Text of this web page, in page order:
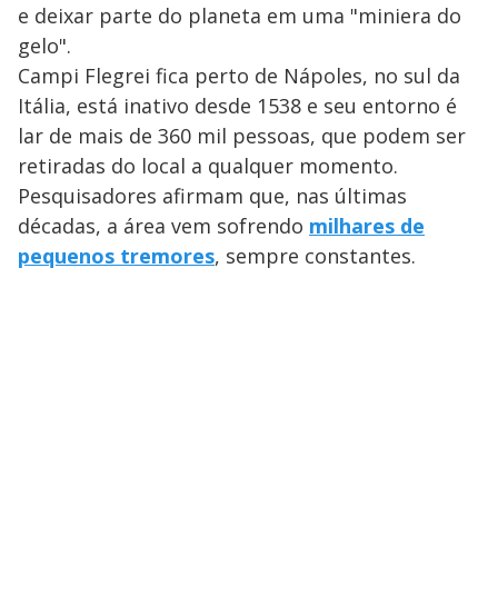
e deixar parte do planeta em uma "miniera do
gelo".
Campi Flegrei fica perto de Nápoles, no sul da
Itália, está inativo desde 1538 e seu entorno é
lar de mais de 360 mil pessoas, que podem ser
retiradas do local a qualquer momento.
Pesquisadores afirmam que, nas últimas
décadas, a área vem sofrendo milhares de
pequenos tremores, sempre constantes.